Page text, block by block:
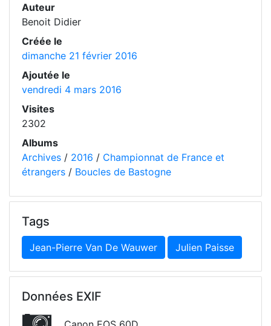
Auteur
Benoit Didier
Créée le
dimanche 21 février 2016
Ajoutée le
vendredi 4 mars 2016
Visites
2302
Albums
Archives / 2016 / Championnat de France et
étrangers / Boucles de Bastogne
Tags
Jean-Pierre Van De Wauwer Julien Paisse
Données EXIF